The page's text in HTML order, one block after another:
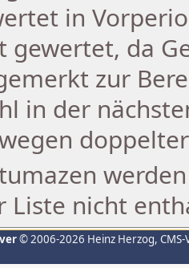
in
gewertet, da
zur
in der
Liste nicht
© 2006-2026 Heinz Herzog,